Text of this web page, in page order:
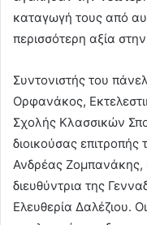
καταγωγή τους από
περισσότερη αξία
Συντονιστής του
Ορφανάκος,
Σχολής Κλασσικών
διοικούσας επιτροπής
Ανδρέας
διευθύντρια της
Ελευθερία Δαλέζιου.